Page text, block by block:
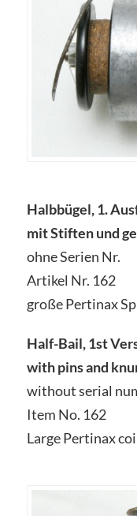
Halbbügel, 1.
mit Stiften und
ohne Serien Nr.
Artikel Nr. 162
große Pertinax
Half-Bail, 1st
with pins and
without serial
Item No. 162
Large Pertinax